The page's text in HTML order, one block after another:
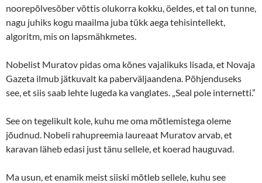
noorepõlvesõber võttis olukorra kokku, öeldes, et tal on tunne,
nagu juhiks kogu maailma juba tükk aega tehisintellekt,
algoritm, mis on lapsmähkmetes.
Nobelist Muratov pidas oma kõnes vajalikuks lisada, et Novaja
Gazeta ilmub jätkuvalt ka paberväljaandena. Põhjenduseks
see, et siis saab lehte lugeda ka vanglates. „Seal pole internetti.”
See on tegelikult kole, kuhu me oma mõtlemistega oleme
jõudnud. Nobeli rahupreemia laureaat Muratov arvab, et
karavan läheb edasi just tänu sellele, et koerad hauguvad.
Ma usun, et enamik meist siiski mõtleb sellele, kuhu see